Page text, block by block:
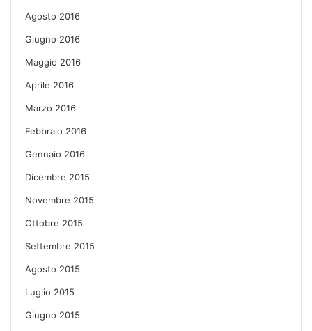
Agosto 2016
Giugno 2016
Maggio 2016
Aprile 2016
Marzo 2016
Febbraio 2016
Gennaio 2016
Dicembre 2015
Novembre 2015
Ottobre 2015
Settembre 2015
Agosto 2015
Luglio 2015
Giugno 2015